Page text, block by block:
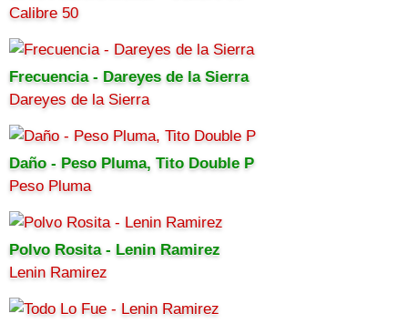
Calibre 50
Frecuencia - Dareyes de la Sierra
Dareyes de la Sierra
Daño - Peso Pluma, Tito Double P
Peso Pluma
Polvo Rosita - Lenin Ramirez
Lenin Ramirez